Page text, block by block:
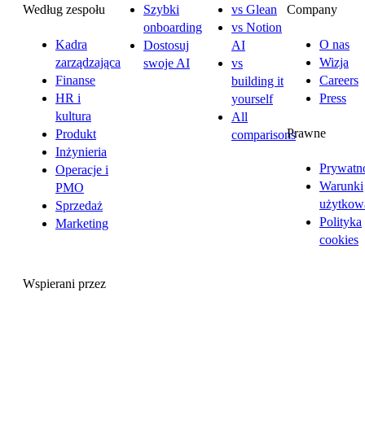
Według zespołu
Kadra
zarządzająca
Finanse
HR i
kultura
Produkt
Inżynieria
Operacje i
PMO
Sprzedaż
Marketing
Szybki
onboarding
Dostosuj
swoje AI
vs Glean
vs Notion
AI
vs
building it
yourself
All
comparisons
Company
O nas
Wizja
Careers
Press
Prawne
Warunki
Polityka
cookies
Wspierani przez